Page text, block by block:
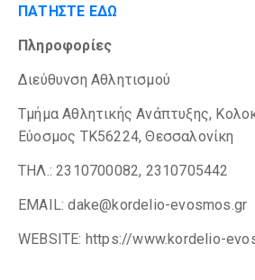
ΠΑΤΗΣΤΕ ΕΔΩ
Πληροφορίες
Διεύθυνση Αθλητισμού
Τμήμα Αθλητικής Ανάπτυξης,
Εύοσμος ΤΚ56224, Θεσσαλονίκη
ΤΗΛ.: 2310700082, 2310705442
ΕMAIL: dake@kordelio-evosmos.gr
WEBSITE: https://www.kordelio-